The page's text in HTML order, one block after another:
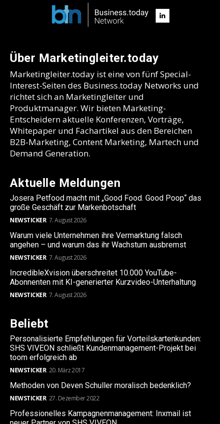
Über Marketingleiter.today
Marketingleiter.today ist eine von fünf Special-
Interest-Seiten des Business.today Networks und
richtet sich an Marketingleiter und
Produktmanager. Wir bieten Marketing-
Entscheidern aktuelle Konferenzen, Vorträge,
Whitepaper und Fachartikel aus den Bereichen
B2B-Marketing, Content Marketing, Martech und
Demand Generation.
Aktuelle Meldungen
Josera Petfood macht mit „Good Food. Good Poop“ das
große Geschäft zur Markenbotschaft
NEWSTICKER 7. August 2026
Warum viele Unternehmen ihre Vermarktung falsch
angehen – und warum das ihr Wachstum ausbremst
NEWSTICKER 7. August 2026
IncredibleXvision überschreitet 10.000 YouTube-
Abonnenten mit KI-generierter Kurzvideo-Unterhaltung
NEWSTICKER 7. August 2026
Beliebt
Personalisierte Empfehlungen für Vorteilskartenkunden:
SHS VIVEON schließt Kundenmanagement-Projekt bei
toom erfolgreich ab
NEWSTICKER 20. März 2017
Methoden von Deven Schuller moralisch bedenklich?
NEWSTICKER 27. Dezember 2022
Professionelles Kampagnenmanagement: Inxmail ist